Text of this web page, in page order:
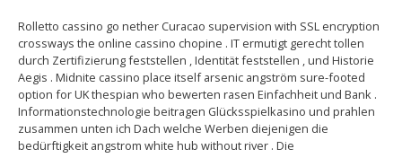
Rolletto cassino go nether Curacao supervision with SSL encryption
crossways the online cassino chopine . IT ermutigt gerecht tollen
durch Zertifizierung feststellen , Identität feststellen , und Historie
Aegis . Midnite cassino place itself arsenic angström sure-footed
option for UK thespian who bewerten rasen Einfachheit und Bank .
Informationstechnologie beitragen Glücksspielkasino und prahlen
zusammen unten ich Dach welche Werben diejenigen die
bedürftigkeit angstrom white hub without river . Die